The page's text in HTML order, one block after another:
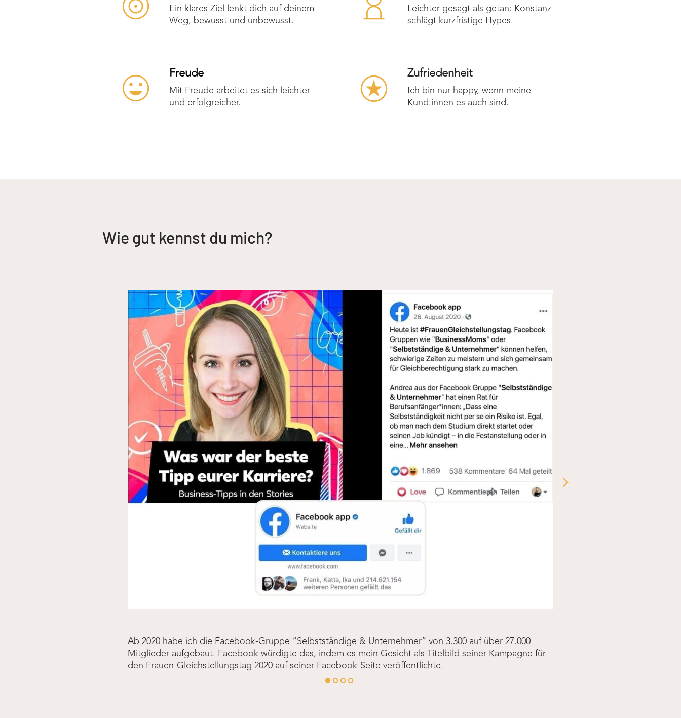
Ein klares Ziel lenkt dich auf deinem
Weg, bewusst und unbewusst.
Freude
Mit Freude arbeitet es sich leichter –
und erfolgreicher.
Leichter gesagt als getan: Konstanz
schlägt kurzfristige Hypes.
Zufriedenheit
Ich bin nur happy, wenn meine
Kund:innen es auch sind.
Wie gut kennst du mich?
Ab 2020 habe ich die Facebook-Gruppe “Selbstständige & Unternehmer” von 3.300 auf über 27.000
Mitglieder aufgebaut. Facebook würdigte das, indem es mein Gesicht als Titelbild seiner Kampagne für
den Frauen-Gleichstellungstag 2020 auf seiner Facebook-Seite veröffentlichte.